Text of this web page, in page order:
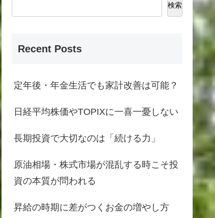
検索
Recent Posts
定年後・年金生活でも家計改善は可能？
日経平均株価やTOPIXに一喜一憂しない
長期投資で大切なのは「続ける力」
原油相場・株式市場が混乱する時こそ投
資の本質が問われる
昇給の時期に差がつくお金の増やし方